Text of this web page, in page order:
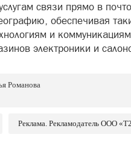
связи прямо в
обеспечивая
и
электроники и
Романова
Реклама. Рекламодатель ООО